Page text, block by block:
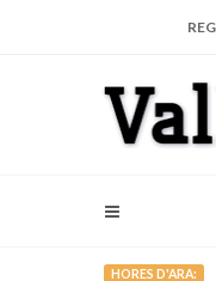
HORES D'ARA: